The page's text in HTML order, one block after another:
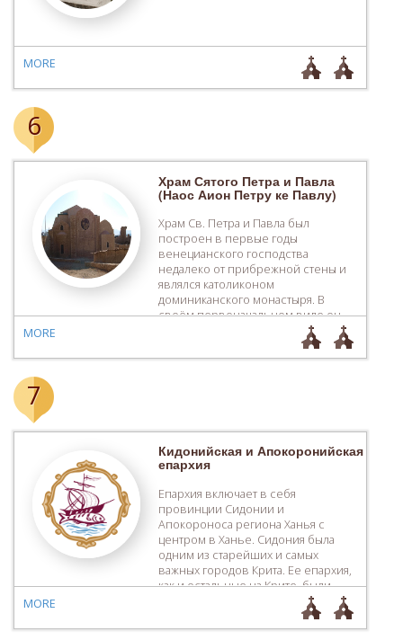
MORE
6
Храм Сятого Петра и Павла
(Наос Аион Петру ке Павлу)
Храм Св. Петра и Павла был
построен в первые годы
венецианского господства
недалеко от прибрежной стены и
являлся католиконом
доминиканского монастыря. В
своём первоначальном виде он
представлял собой однонефный
храм с деревянным сводом,
постепенно к нему пристроили
итальянских зданий 13-го […]
MORE
7
Кидонийская и Апокоронийская
епархия
Епархия включает в себя
провинции Сидонии и
Апокороноса региона Ханья с
центром в Ханье. Сидония была
одним из старейших и самых
важных городов Крита. Ее епархия,
как и остальные на Крите, были
основаны св. Титом до 381 года.
Епископ епархии принимал
участие во Втором Вселенском
MORE